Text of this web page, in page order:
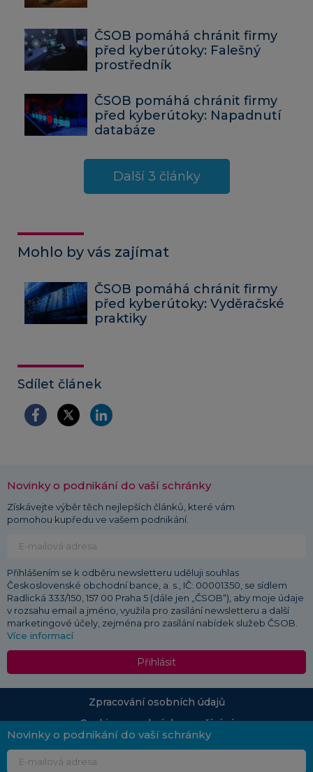
ČSOB pomáhá chránit firmy
před kyberútoky: Falešný
prostředník
ČSOB pomáhá chránit firmy
před kyberútoky: Napadnutí
databáze
Další 3 články
Mohlo by vás zajímat
ČSOB pomáhá chránit firmy
před kyberútoky: Vyděračské
praktiky
Sdílet článek
Novinky o podnikání do vaší schránky
Získávejte výběr těch nejlepších článků, které vám
pomohou kupředu ve vašem podnikání.
Přihlášením se k odběru newsletteru uděluji souhlas
Československé obchodní bance, a. s., IČ: 00001350, se sídlem
Radlická 333/150, 157 00 Praha 5 (dále jen „ČSOB“), aby moje údaje
v rozsahu email a jméno, využila pro zasílání newsletteru a další
marketingové účely, zejména pro zasílání nabídek služeb ČSOB.
Více informací
Přihlásit
Zpracování osobních údajů
Cookies a podmínky používání
Novinky o podnikání do vaší schránky